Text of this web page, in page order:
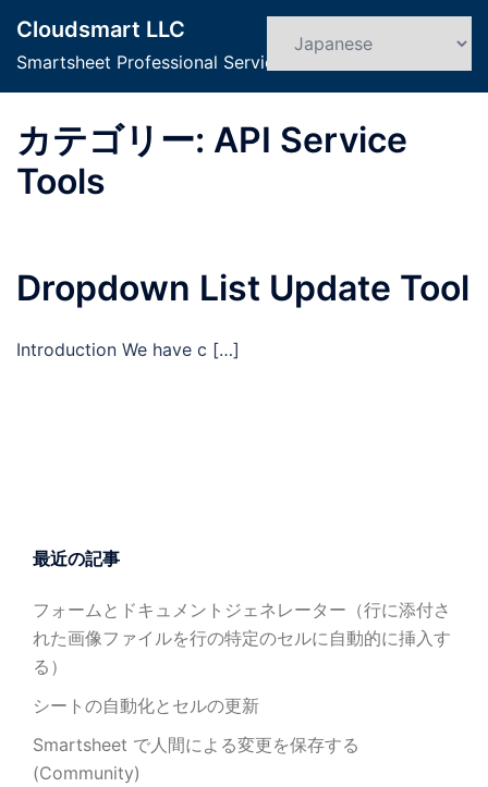
ン
Cloudsmart LLC
Smartsheet Professional Service
ト
グ
カテゴリー: API Service
Tools
Dropdown List Update Tool
Introduction We have c […]
最近の記事
フォームとドキュメントジェネレーター（行に添付さ
れた画像ファイルを行の特定のセルに自動的に挿入す
る）
シートの自動化とセルの更新
Smartsheet で人間による変更を保存する
(Community)